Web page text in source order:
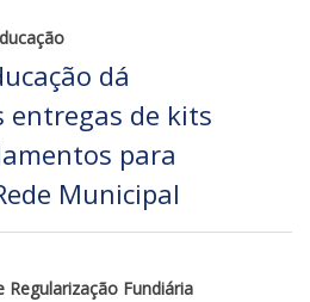
dá
entregas de kits
para
Municipal
Fundiária